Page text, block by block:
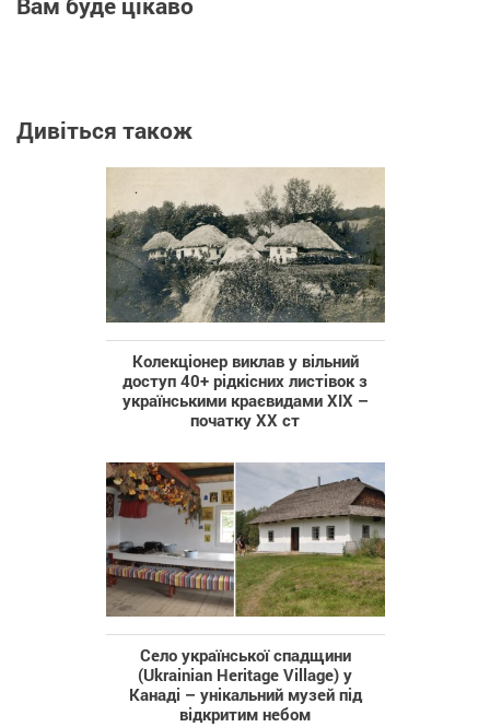
Дивіться також
Колекціонер виклав у вільний
доступ 40+ рідкісних листівок з
українськими краєвидами XIX –
початку XX ст
Село української спадщини
(Ukrainian Heritage Village) у
Канаді – унікальний музей під
відкритим небом